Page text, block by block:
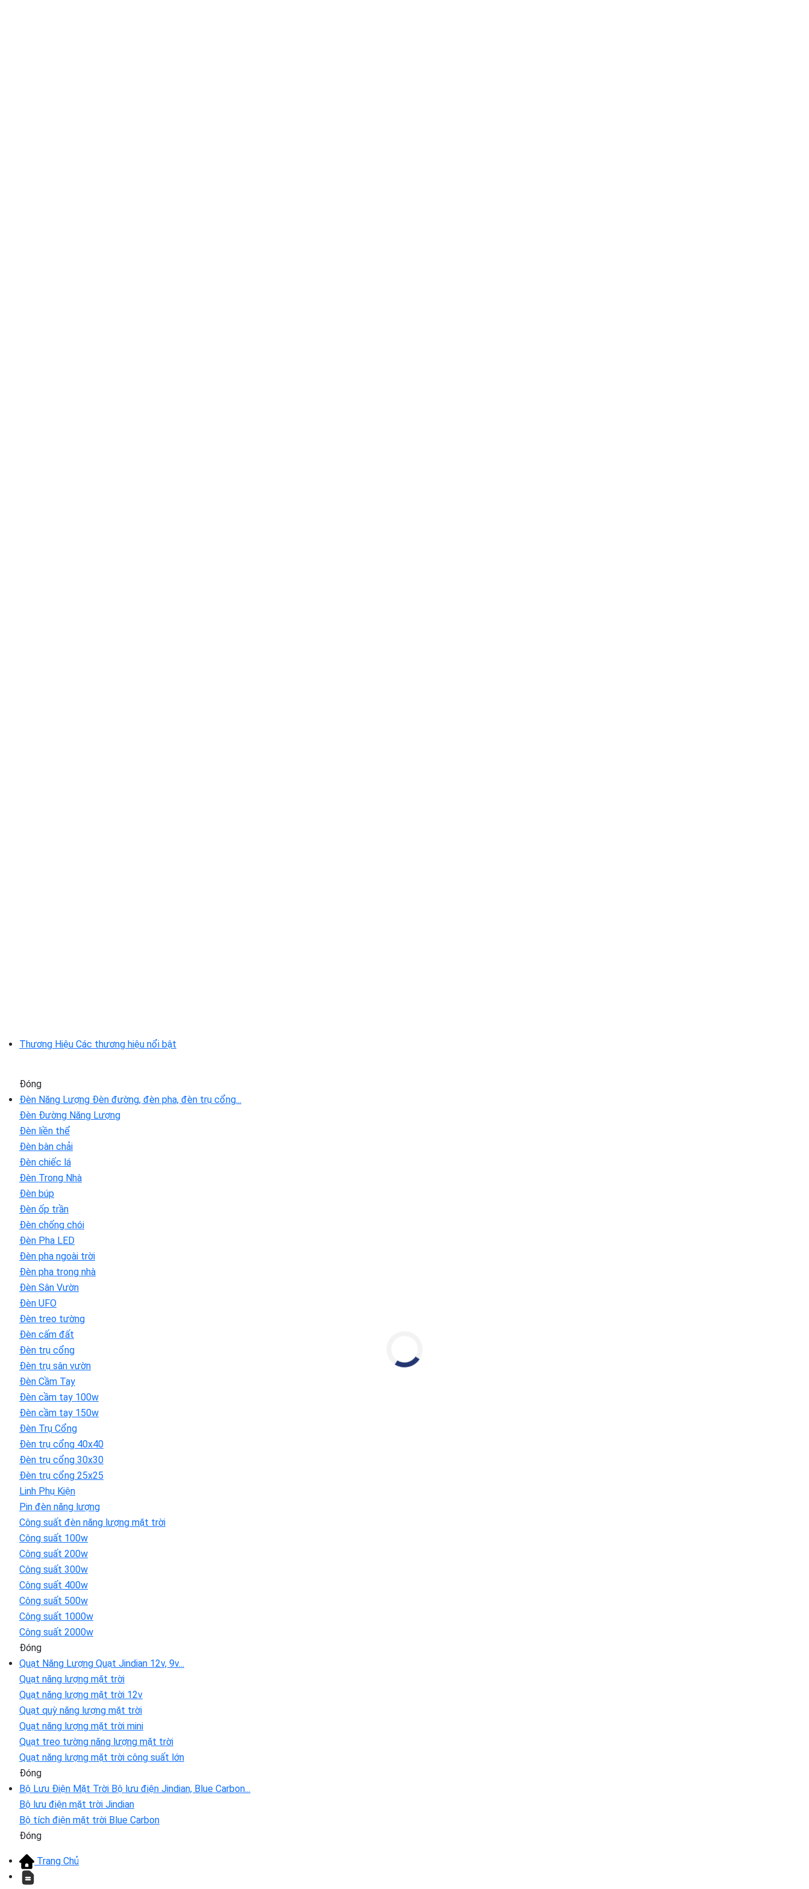
Thương Hiệu Các thương hiệu nổi bật
Đóng
Đèn Năng Lượng Đèn đường, đèn pha, đèn trụ cổng...
Đèn Đường Năng Lượng
Đèn liền thể
Đèn bàn chải
Đèn chiếc lá
Đèn Trong Nhà
Đèn búp
Đèn ốp trần
Đèn chống chói
Đèn Pha LED
Đèn pha ngoài trời
Đèn pha trong nhà
Đèn Sân Vườn
Đèn UFO
Đèn treo tường
Đèn cấm đất
Đèn trụ cổng
Đèn trụ sân vườn
Đèn Cầm Tay
Đèn cầm tay 100w
Đèn cầm tay 150w
Đèn Trụ Cổng
Đèn trụ cổng 40x40
Đèn trụ cổng 30x30
Đèn trụ cổng 25x25
Linh Phụ Kiện
Pin đèn năng lượng
Công suất đèn năng lượng mặt trời
Công suất 100w
Công suất 200w
Công suất 300w
Công suất 400w
Công suất 500w
Công suất 1000w
Công suất 2000w
Đóng
Quạt Năng Lượng Quạt Jindian 12v, 9v...
Quạt năng lượng mặt trời
Quạt năng lượng mặt trời 12v
Quạt quỳ năng lượng mặt trời
Quạt năng lượng mặt trời mini
Quạt treo tường năng lượng mặt trời
Quạt năng lượng mặt trời công suất lớn
Đóng
Bộ Lưu Điện Mặt Trời Bộ lưu điện Jindian, Blue Carbon...
Bộ lưu điện mặt trời Jindian
Bộ tích điện mặt trời Blue Carbon
Đóng
Trang Chủ